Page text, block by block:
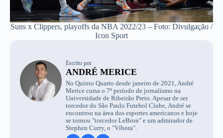
Suns x Clippers, playoffs da NBA 2022/23 – Foto: Divulgação /
Icon Sport
Escrito por
ANDRÉ MERICE
No Quinto Quarto desde janeiro de 2021, André
Merice cursa o 7º período de jornalismo na
Universidade de Ribeirão Preto. Apesar de ser
torcedor do São Paulo Futebol Clube, André se
encontrou na área dos esportes americanos e hoje
se tornou "torcedor LeBron" e um admirador de
Stephen Curry, o "Víbora".